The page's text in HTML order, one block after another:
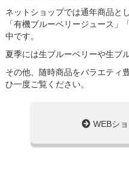
ネットショップでは通年商品と
「有機ブルーベリージュース」
中です。
夏季には生ブルーベリーや生ブ
その他、随時商品をバラエティ
ひ一度ご覧ください。
WEBシ